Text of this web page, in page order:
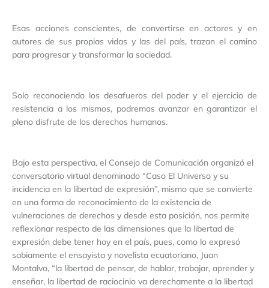
Esas acciones conscientes, de convertirse en actores y en
autores de sus propias vidas y las del país, trazan el camino
para progresar y transformar la sociedad.
Solo reconociendo los desafueros del poder y el ejercicio de
resistencia a los mismos, podremos avanzar en garantizar el
pleno disfrute de los derechos humanos.
Bajo esta perspectiva, el Consejo de Comunicación organizó el
conversatorio virtual denominado “Caso El Universo y su
incidencia en la libertad de expresión”, mismo que se convierte
en una forma de reconocimiento de la existencia de
vulneraciones de derechos y desde esta posición, nos permite
reflexionar respecto de las dimensiones que la libertad de
expresión debe tener hoy en el país, pues, como lo expresó
sabiamente el ensayista y novelista ecuatoriano, Juan
Montalvo, “la libertad de pensar, de hablar, trabajar, aprender y
enseñar, la libertad de raciocinio va derechamente a la libertad